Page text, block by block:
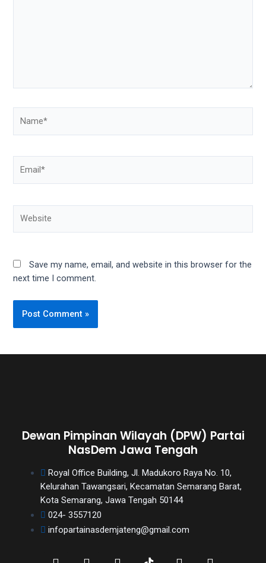
Save my name, email, and website in this browser for the
next time I comment.
Dewan Pimpinan Wilayah (DPW) Partai
NasDem Jawa Tengah
Royal Office Building, Jl. Madukoro Raya No. 10,
Kelurahan Tawangsari, Kecamatan Semarang Barat,
Kota Semarang, Jawa Tengah 50144
024- 3557120
infopartainasdemjateng@gmail.com